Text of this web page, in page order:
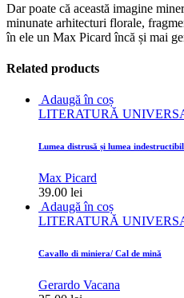
Dar poate că această imagine
minunate arhitecturi florale,
în ele un Max Picard încă și mai
Related products
Adaugă în coș
LITERATURĂ
Lumea distrusă și lumea
Max Picard
39.00 lei
Adaugă în coș
LITERATURĂ
Cavallo di miniera/ Cal de mină
Gerardo Vacana